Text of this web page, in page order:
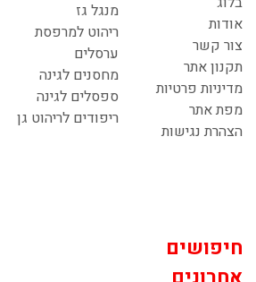
אודות
צור קשר
תקנון אתר
מדיניות פרטיות
מפת אתר
הצהרת נגישות
מנגל גז
ריהוט למרפסת
ערסלים
מחסנים לגינה
ספסלים לגינה
ריפודים לריהוט גן
חיפושים